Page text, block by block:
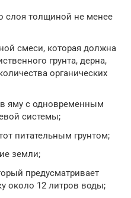
слоя толщиной не менее
смеси, которая должна
грунта, дерна,
органических
яму с одновременным
системы;
питательным грунтом;
земли;
предусматривает
около 12 литров воды;